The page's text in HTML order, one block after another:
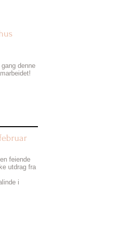
denne
feiende
utdrag fra
i